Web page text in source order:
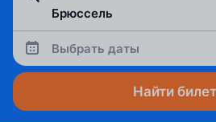
Выбрать даты
Найти